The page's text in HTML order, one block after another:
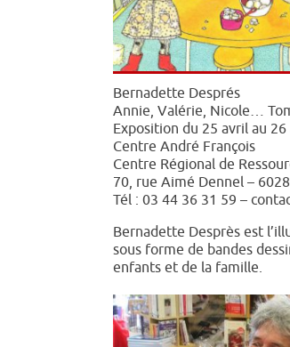
Bernadette Després
Annie, Valérie, Nicole…
Exposition du 25 avril au
Centre André François
Centre Régional de
70, rue Aimé Dennel –
Tél : 03 44 36 31 59 –
Bernadette Desprès est
sous forme de bandes
enfants et de la famille.